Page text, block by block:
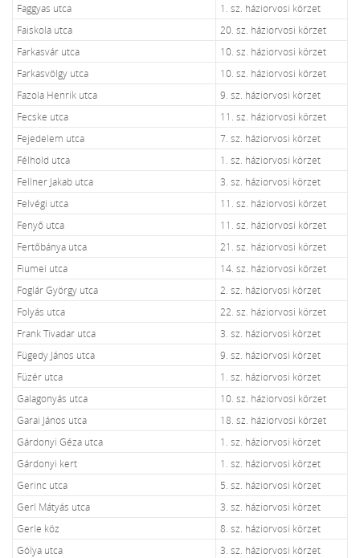
Faggyas utca
1. sz. háziorvosi körzet
Faiskola utca
20. sz. háziorvosi körzet
Farkasvár utca
10. sz. háziorvosi körzet
Farkasvölgy utca
10. sz. háziorvosi körzet
Fazola Henrik utca
9. sz. háziorvosi körzet
Fecske utca
11. sz. háziorvosi körzet
Fejedelem utca
7. sz. háziorvosi körzet
Félhold utca
1. sz. háziorvosi körzet
Fellner Jakab utca
3. sz. háziorvosi körzet
Felvégi utca
11. sz. háziorvosi körzet
Fenyő utca
11. sz. háziorvosi körzet
Fertőbánya utca
21. sz. háziorvosi körzet
Fiumei utca
14. sz. háziorvosi körzet
Foglár György utca
2. sz. háziorvosi körzet
Folyás utca
22. sz. háziorvosi körzet
Frank Tivadar utca
3. sz. háziorvosi körzet
Fügedy János utca
9. sz. háziorvosi körzet
Füzér utca
1. sz. háziorvosi körzet
Galagonyás utca
10. sz. háziorvosi körzet
Garai János utca
18. sz. háziorvosi körzet
Gárdonyi Géza utca
1. sz. háziorvosi körzet
Gárdonyi kert
1. sz. háziorvosi körzet
Gerinc utca
5. sz. háziorvosi körzet
Gerl Mátyás utca
3. sz. háziorvosi körzet
Gerle köz
8. sz. háziorvosi körzet
Gólya utca
3. sz. háziorvosi körzet